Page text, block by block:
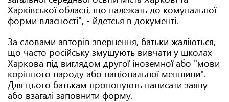
Харківської області, що належать до комунальної
форми власності", - йдетсья в документі.
За словами авторів звернення, батьки жаліються,
що часто російську змушують вивчати у школах
Харкова під виглядом другої іноземної або "мови
корінного народу або національної меншини".
Для цього батькам пропонують написати заяву
або взагалі заповнити форму.